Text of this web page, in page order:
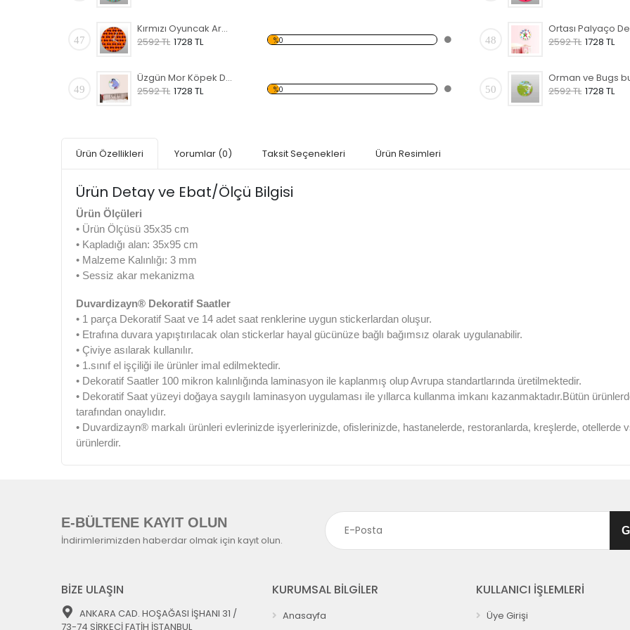
47
Kırmızı Oyuncak Araba Desenli Dekoratif Duvar Saati
2592 TL 1728 TL %0 48
2592 TL 1728 TL
49
Üzgün Mor Köpek Desenli Dekoratif Duvar Saati
2592 TL 1728 TL %0 50
2592 TL 1728 TL
Ürün Özellikleri Yorumlar (0) Taksit Seçenekleri Ürün Resimleri
Ürün Detay ve Ebat/Ölçü Bilgisi
Ürün Ölçüleri
• Ürün Ölçüsü 35x35 cm
• Kapladığı alan: 35x95 cm
• Malzeme Kalınlığı: 3 mm
• Sessiz akar mekanizma
Duvardizayn® Dekoratif Saatler
• 1 parça Dekoratif Saat ve 14 adet saat renklerine uygun stickerlardan oluşur.
• Etrafına duvara yapıştırılacak olan stickerlar hayal gücünüze bağlı bağımsız olarak uygulanabilir.
• Çiviye asılarak kullanılır.
• 1.sınıf el işçiliği ile ürünler imal edilmektedir.
• Dekoratif Saatler 100 mikron kalınlığında laminasyon ile kaplanmış olup Avrupa standartlarında üretilmektedir.
• Dekoratif Saat yüzeyi doğaya saygılı laminasyon uygulaması ile yıllarca kullanma imkanı kazanmaktadır.Bütün
tarafından onaylıdır.
• Duvardizayn® markalı ürünleri evlerinizde işyerlerinizde, ofislerinizde, hastanelerde, restoranlarda, kreşlerde, otellerde
ürünlerdir.
E-BÜLTENE KAYIT OLUN
İndirimlerimizden haberdar olmak için kayıt olun.
BİZE ULAŞIN
ANKARA CAD. HOŞAĞASI İŞHANI 31 /
73-74 SİRKECİ FATİH İSTANBUL
KURUMSAL BİLGİLER
Anasayfa
KULLANICI İŞLEMLERİ
Üye Girişi